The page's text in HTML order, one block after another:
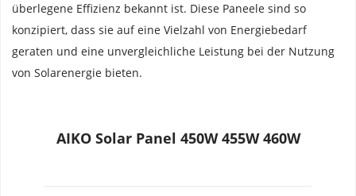
überlegene Effizienz bekannt ist. Diese Paneele sind so
konzipiert, dass sie auf eine Vielzahl von Energiebedarf
geraten und eine unvergleichliche Leistung bei der Nutzung
von Solarenergie bieten.
AIKO Solar Panel 450W 455W 460W